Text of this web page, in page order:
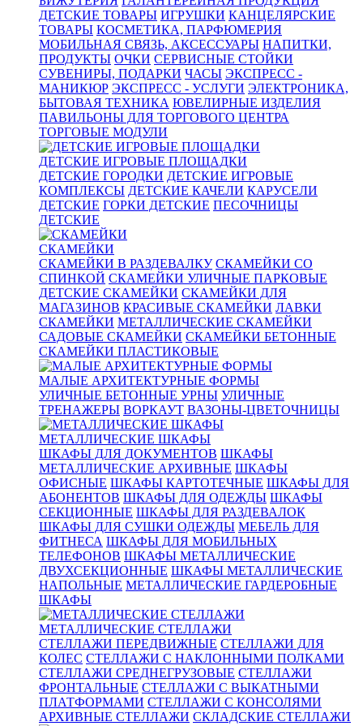
ДЕТСКИЕ ТОВАРЫ ИГРУШКИ КАНЦЕЛЯРСКИЕ
ТОВАРЫ КОСМЕТИКА, ПАРФЮМЕРИЯ
МОБИЛЬНАЯ СВЯЗЬ, АКСЕССУАРЫ НАПИТКИ,
ПРОДУКТЫ ОЧКИ СЕРВИСНЫЕ СТОЙКИ
СУВЕНИРЫ, ПОДАРКИ ЧАСЫ ЭКСПРЕСС -
МАНИКЮР ЭКСПРЕСС - УСЛУГИ ЭЛЕКТРОНИКА,
БЫТОВАЯ ТЕХНИКА ЮВЕЛИРНЫЕ ИЗДЕЛИЯ
ПАВИЛЬОНЫ ДЛЯ ТОРГОВОГО ЦЕНТРА
ТОРГОВЫЕ МОДУЛИ
ДЕТСКИЕ ИГРОВЫЕ ПЛОЩАДКИ
ДЕТСКИЕ ГОРОДКИ ДЕТСКИЕ ИГРОВЫЕ
КОМПЛЕКСЫ ДЕТСКИЕ КАЧЕЛИ КАРУСЕЛИ
ДЕТСКИЕ ГОРКИ ДЕТСКИЕ ПЕСОЧНИЦЫ
ДЕТСКИЕ
СКАМЕЙКИ
СКАМЕЙКИ В РАЗДЕВАЛКУ СКАМЕЙКИ СО
СПИНКОЙ СКАМЕЙКИ УЛИЧНЫЕ ПАРКОВЫЕ
ДЕТСКИЕ СКАМЕЙКИ СКАМЕЙКИ ДЛЯ
МАГАЗИНОВ КРАСИВЫЕ СКАМЕЙКИ ЛАВКИ
СКАМЕЙКИ МЕТАЛЛИЧЕСКИЕ СКАМЕЙКИ
САДОВЫЕ СКАМЕЙКИ СКАМЕЙКИ БЕТОННЫЕ
СКАМЕЙКИ ПЛАСТИКОВЫЕ
МАЛЫЕ АРХИТЕКТУРНЫЕ ФОРМЫ
УЛИЧНЫЕ БЕТОННЫЕ УРНЫ УЛИЧНЫЕ
ТРЕНАЖЕРЫ ВОРКАУТ ВАЗОНЫ-ЦВЕТОЧНИЦЫ
МЕТАЛЛИЧЕСКИЕ ШКАФЫ
ШКАФЫ ДЛЯ ДОКУМЕНТОВ ШКАФЫ
МЕТАЛЛИЧЕСКИЕ АРХИВНЫЕ ШКАФЫ
ОФИСНЫЕ ШКАФЫ КАРТОТЕЧНЫЕ ШКАФЫ ДЛЯ
АБОНЕНТОВ ШКАФЫ ДЛЯ ОДЕЖДЫ ШКАФЫ
СЕКЦИОННЫЕ ШКАФЫ ДЛЯ РАЗДЕВАЛОК
ШКАФЫ ДЛЯ СУШКИ ОДЕЖДЫ МЕБЕЛЬ ДЛЯ
ФИТНЕСА ШКАФЫ ДЛЯ МОБИЛЬНЫХ
ТЕЛЕФОНОВ ШКАФЫ МЕТАЛЛИЧЕСКИЕ
ДВУХСЕКЦИОННЫЕ ШКАФЫ МЕТАЛЛИЧЕСКИЕ
НАПОЛЬНЫЕ МЕТАЛЛИЧЕСКИЕ ГАРДЕРОБНЫЕ
ШКАФЫ
МЕТАЛЛИЧЕСКИЕ СТЕЛЛАЖИ
СТЕЛЛАЖИ ПЕРЕДВИЖНЫЕ СТЕЛЛАЖИ ДЛЯ
КОЛЕС СТЕЛЛАЖИ С НАКЛОННЫМИ ПОЛКАМИ
СТЕЛЛАЖИ СРЕДНЕГРУЗОВЫЕ СТЕЛЛАЖИ
ФРОНТАЛЬНЫЕ СТЕЛЛАЖИ С ВЫКАТНЫМИ
ПЛАТФОРМАМИ СТЕЛЛАЖИ С КОНСОЛЯМИ
АРХИВНЫЕ СТЕЛЛАЖИ СКЛАДСКИЕ СТЕЛЛАЖИ